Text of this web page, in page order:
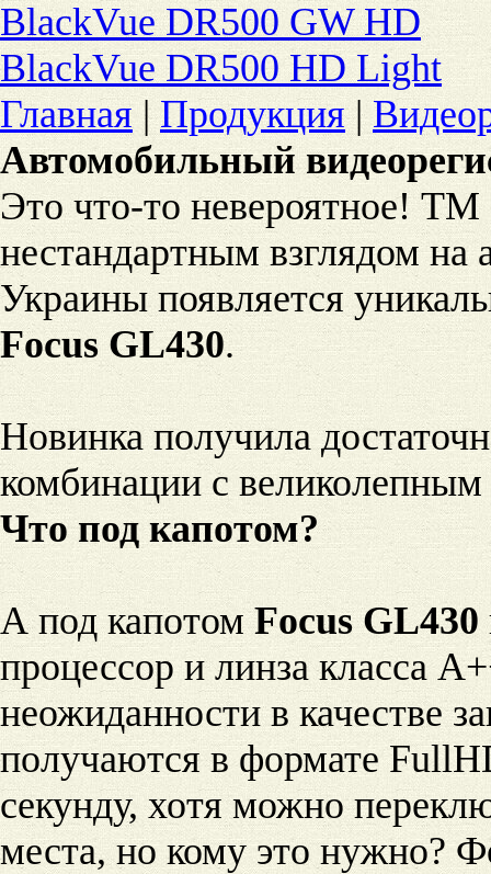
BlackVue DR500 GW HD
BlackVue DR500 HD Light
Главная | Продукция |
Автомобильный
Это что-то невероятное! ТМ
нестандартным взглядом на
Украины появляется
Focus GL430.
Новинка получила
комбинации с
Что под капотом?
А под капотомFocus GL430
процессор и линза класса
неожиданности в качестве
получаются в формате
секунду, хотя можно
места, но кому это нужно?